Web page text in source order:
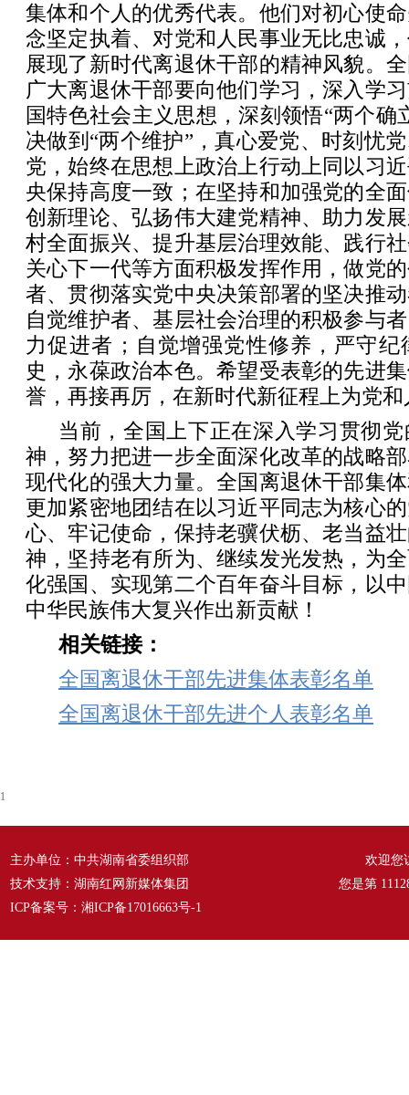
集体和个人的优秀代表。他们对初心使
念坚定执着、对党和人民事业无比忠诚
展现了新时代离退休干部的精神风貌。
广大离退休干部要向他们学习，深入学
国特色社会主义思想，深刻领悟“两个确
决做到“两个维护”，真心爱党、时刻忧
党，始终在思想上政治上行动上同以习
央保持高度一致；在坚持和加强党的全
创新理论、弘扬伟大建党精神、助力发
村全面振兴、提升基层治理效能、践行
关心下一代等方面积极发挥作用，做党
者、贯彻落实党中央决策部署的坚决推
自觉维护者、基层社会治理的积极参与
力促进者；自觉增强党性修养，严守
史，永葆政治本色。希望受表彰的先进
誉，再接再厉，在新时代新征程上为党
当前，全国上下正在深入学习贯彻
神，努力把进一步全面深化改革的战略
现代化的强大力量。全国离退休干部集
更加紧密地团结在以习近平同志为核心
心、牢记使命，保持老骥伏枥、老当益
神，坚持老有所为、继续发光发热，为
化强国、实现第二个百年奋斗目标，以
中华民族伟大复兴作出新贡献！
相关链接：
全国离退休干部先进集体表彰名单
全国离退休干部先进个人表彰名单
1
主办单位：中共湖南省委组织部
技术支持：湖南红网新媒体集团
ICP备案号： 湘ICP备17016663号-1
欢迎您
您是第